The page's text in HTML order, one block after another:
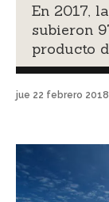
En 2017,
subieron
producto
jue 22 febrero